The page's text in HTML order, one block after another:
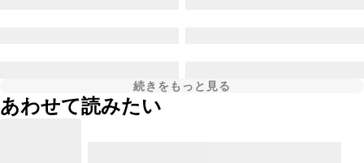
続きをもっと見る
あわせて読みたい